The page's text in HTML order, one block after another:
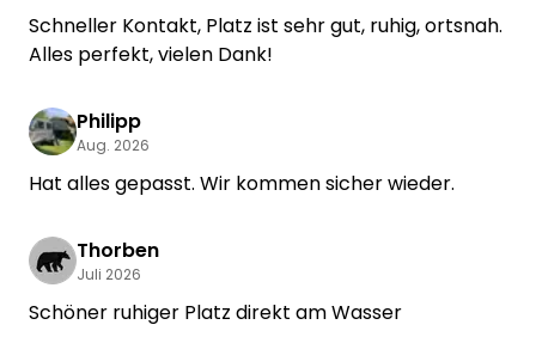
Schneller Kontakt, Platz ist sehr gut, ruhig, ortsnah.
Alles perfekt, vielen Dank!
Philipp
Aug. 2026
Hat alles gepasst. Wir kommen sicher wieder.
Thorben
Juli 2026
Schöner ruhiger Platz direkt am Wasser